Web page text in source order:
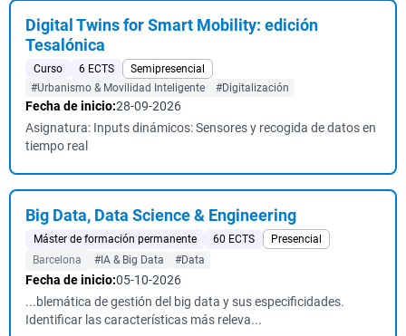
Digital Twins for Smart Mobility: edición
Tesalónica
Curso 6 ECTS
Semipresencial
#Urbanismo & Movilidad Inteligente
#Digitalización
Fecha de inicio:28-09-2026
Asignatura: Inputs dinámicos: Sensores y recogida de datos en
tiempo real
Big Data, Data Science & Engineering
Máster de formación permanente 60 ECTS
Presencial
Barcelona
#IA & Big Data #Data
Fecha de inicio:05-10-2026
...blemática de gestión del big data y sus especificidades.
Identificar las características más releva...